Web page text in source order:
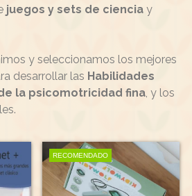
juegos y sets de ciencia y
y seleccionamos los mejores
desarrollar las Habilidades
la psicomotricidad fina, y los
RECOMENDADO